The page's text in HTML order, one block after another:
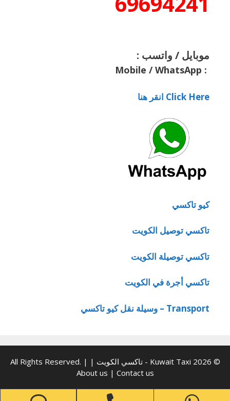
موبايل / واتسب :
:
Mobile / WhatsApp
Click Here انقر هنا
كيو تاكسي
تاكسي توصيل الكويت
تاكسي توصيلة الكويت
تاكسي أجرة في الكويت
Transport – وسيلة نقل كيو تاكسي
© 2026 Kuwait Taxi - تاكسي الكويت | All Rights Reserved. |
About us | Contact us